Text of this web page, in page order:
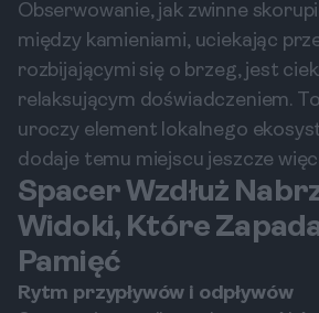
Obserwowanie, jak zwinne
między kamieniami, uciekając
rozbijającymi się o brzeg, jest
relaksującym doświadczeniem.
uroczy element lokalnego
dodaje temu miejscu jeszcze
Spacer Wzdłuż
Widoki, Które
Pamięć
Rytm przypływów i odpływów